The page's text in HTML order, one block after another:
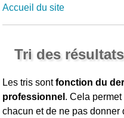
Accueil du site
Tri des résultats
Les tris sontfonction du
professionnel . Cela
chacun et de ne pas